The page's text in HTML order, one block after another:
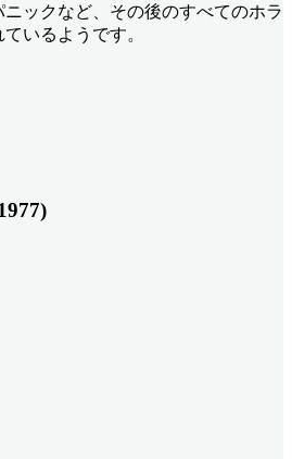
ックなど、その後のすべてのホラ
いるようです。